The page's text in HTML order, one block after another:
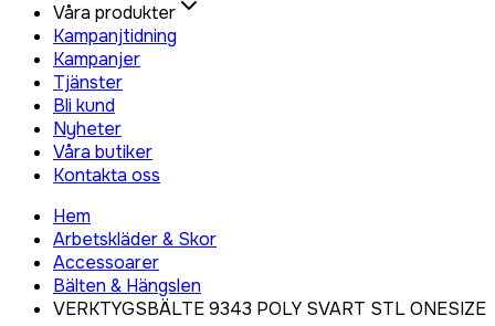
Våra produkter
Kampanjtidning
Kampanjer
Tjänster
Bli kund
Nyheter
Våra butiker
Kontakta oss
Hem
Arbetskläder & Skor
Accessoarer
Bälten & Hängslen
VERKTYGSBÄLTE 9343 POLY SVART STL ONESIZE